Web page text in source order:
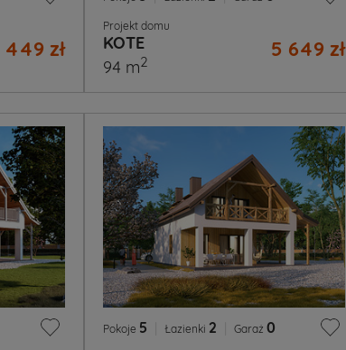
449 zł
Projekt domu
KOTE 5 649 zł
94 m2
Pokoje 5 Łazienki 2 Garaż 0